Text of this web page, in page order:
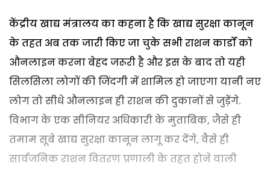
केंद्रीय खाद्य मंत्रालय का कहना है कि खाद्य सुरक्षा कानून
के तहत अब तक जारी किए जा चुके सभी राशन कार्डों को
औनलाइन करना बेहद जरूरी है और इस के बाद तो यही
सिलसिला लोगों की जिंदगी में शामिल हो जाएगा यानी नए
लोग तो सीधे औनलाइन ही राशन की दुकानों से जुड़ेंगे.
विभाग के एक सीनियर अधिकारी के मुताबिक, जैसे ही
तमाम सूबे खाद्य सुरक्षा कानून लागू कर देंगे, वैसे ही
सार्वजनिक राशन वितरण प्रणाली के तहत होने वाली